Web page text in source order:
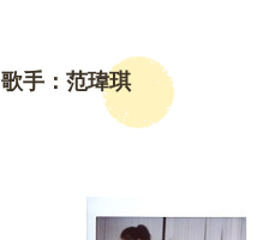
歌手：范瑋琪